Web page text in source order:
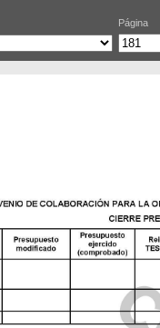
Página